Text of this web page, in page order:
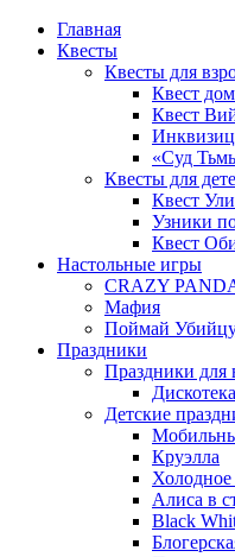
Главная
Квесты
Квесты для
Квест
Квест
«Суд
Квесты для
Квест
Узники
Квест
Настольные игры
CRAZY
Мафия
Поймай
Праздники
Праздники для
Дискотека
Детские
Круэлла
Холодное
Алиса в
Black